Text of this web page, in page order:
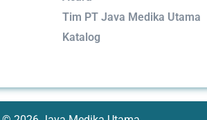
Tim PT Java Medika Utama
Katalog